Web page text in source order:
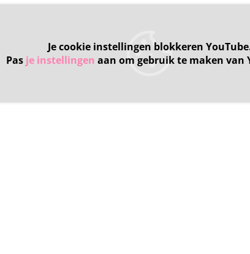
Je cookie instellingen blokkeren
Pas je instellingen aan om gebruik te maken van